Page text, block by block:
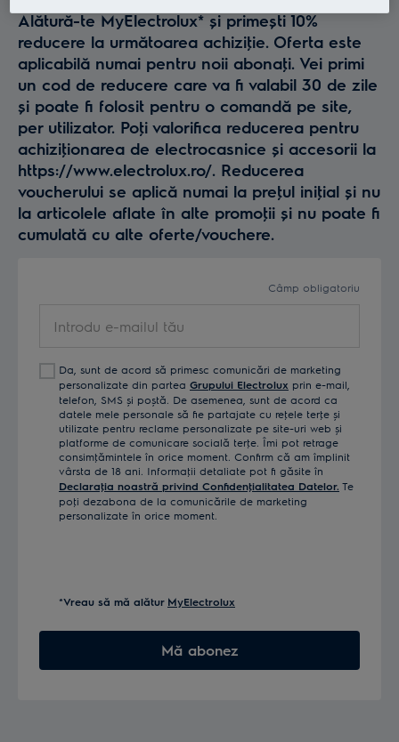
Alătură-te MyElectrolux* și primești 10%
reducere la următoarea achiziţie. Oferta este
aplicabilă numai pentru noii abonaţi. Vei primi
un cod de reducere care va fi valabil 30 de zile
și poate fi folosit pentru o comandă pe site,
per utilizator. Poţi valorifica reducerea pentru
achiziţionarea de electrocasnice și accesorii la
https://www.electrolux.ro/. Reducerea
voucherului se aplică numai la preţul iniţial și nu
la articolele aflate în alte promoţii și nu poate fi
cumulată cu alte oferte/vouchere.
Câmp obligatoriu
Da, sunt de acord să primesc comunicări de marketing
personalizate din partea Grupului Electrolux prin e-mail,
telefon, SMS și poștă. De asemenea, sunt de acord ca
datele mele personale să fie partajate cu reţele terţe și
utilizate pentru reclame personalizate pe site-uri web și
platforme de comunicare socială terţe. Îmi pot retrage
consimţămintele în orice moment. Confirm că am împlinit
vârsta de 18 ani. Informaţii detaliate pot fi găsite în
Declaraţia noastră privind Confidenţialitatea Datelor. Te
poţi dezabona de la comunicările de marketing
personalizate în orice moment.
*Vreau să mă alătur MyElectrolux
Mă abonez